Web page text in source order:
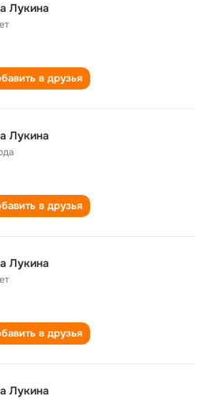
Лукина
в друзья
Лиза Лукина
в друзья
Лукина
в друзья
Лукина